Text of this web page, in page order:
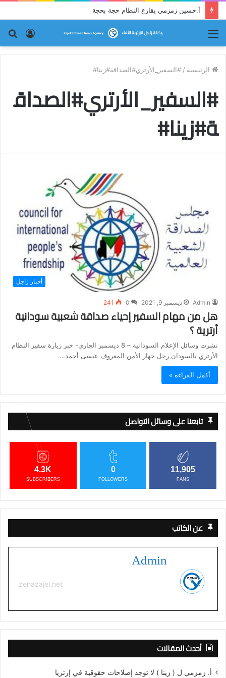
أ.حسين زمزمي يقارع النظام حجة بحجة
تسجيل
الدخول
الرئيسية / #السفير_الأرتري#الصداقة#زينا#
#السفير_الأرتري#الصداق
ة#زينا#
أخبار زاجل
Admin ديسمبر 9, 2021 0
241
هل من مهام السفير إحياء صداقة شعبية سودانية
أرترية ؟
نشرت وسائل الإعلام السودانية – 8 ديسمبر الجاري- خبر زيارة سفير النظام
الأرتري بالسودان رجل جهاز الأمن المعروف عيسى أحمد…
أكمل القراءة »
تابعنا على وسائل التواصل
11,905
FANS
0
FOLLOWERS
4.3K
SUBSCRIBERS
عن الكاتب
Admin
zenazajel.net
أحدث المقالات
أ. زمزمي ل ( زينا ) لا توجد إصلاحات حقوقية في إرتريا